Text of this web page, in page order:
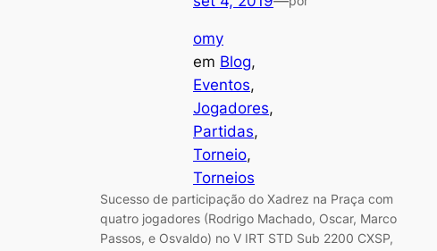
omy
em Blog
Eventos
Jogadores
Partidas
Torneio
Torneios
Sucesso de participação do Xadrez na Praça com
quatro jogadores (Rodrigo Machado, Oscar, Marco
Passos, e Osvaldo) no V IRT STD Sub 2200 CXSP,